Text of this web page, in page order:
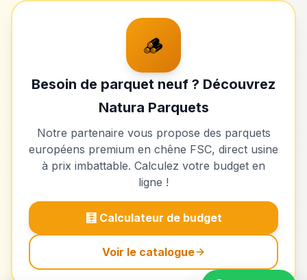
🪵
Besoin de parquet neuf ? Découvrez
Natura Parquets
Notre partenaire vous propose des parquets
européens premium en chêne FSC, direct usine
à prix imbattable. Calculez votre budget en
ligne !
🧮 Calculateur de budget
Voir le catalogue